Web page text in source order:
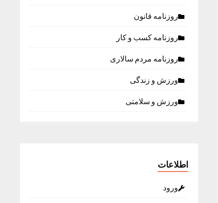
روزنامه قانون
روزنامه كسب و كار
روزنامه مردم سالاری
ورزش و زندگی
ورزش و سلامتی
اطلاعات
ورود